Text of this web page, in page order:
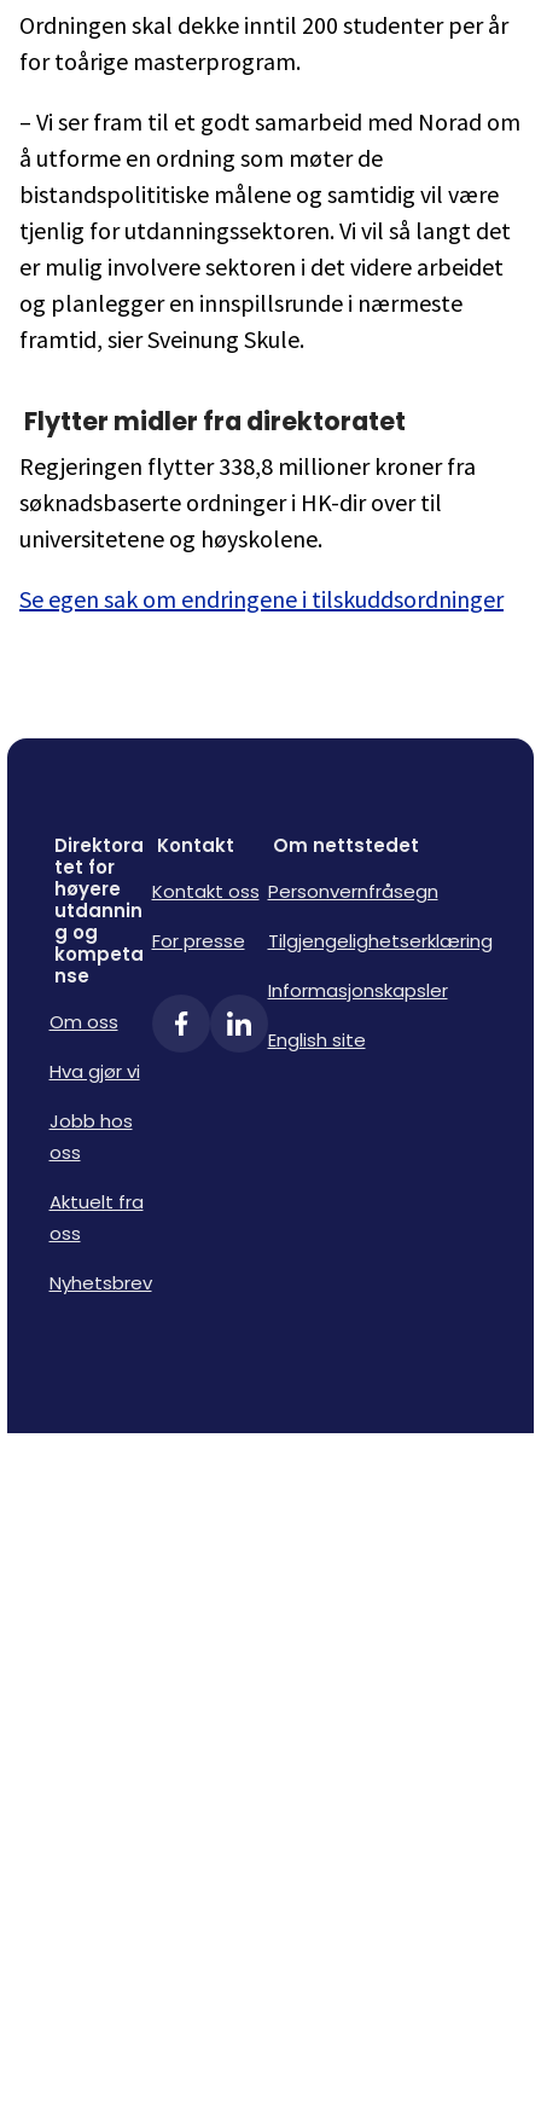
Ordningen skal dekke inntil 200 studenter per år
for toårige masterprogram.
– Vi ser fram til et godt samarbeid med Norad om
å utforme en ordning som møter de
bistandspolititiske målene og samtidig vil være
tjenlig for utdanningssektoren. Vi vil så langt det
er mulig involvere sektoren i det videre arbeidet
og planlegger en innspillsrunde i nærmeste
framtid, sier Sveinung Skule.
Flytter midler fra direktoratet
Regjeringen flytter 338,8 millioner kroner fra
søknadsbaserte ordninger i HK-dir over til
universitetene og høyskolene.
Se egen sak om endringene i tilskuddsordninger
Direktora
tet for
høyere
utdannin
g og
kompeta
nse
Om oss
Hva gjør vi
Jobb hos
oss
Aktuelt fra
oss
Nyhetsbrev
Kontakt
Kontakt oss
For presse
Om nettstedet
Personvernfråsegn
Tilgjengelighetserklæring
Informasjonskapsler
English site